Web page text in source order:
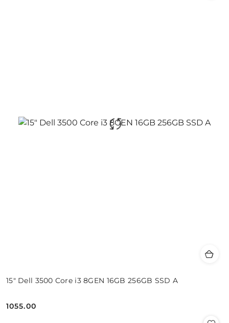
15" Dell 3500 Core i3 8GEN 16GB 256GB SSD A
Cena:
1055.00